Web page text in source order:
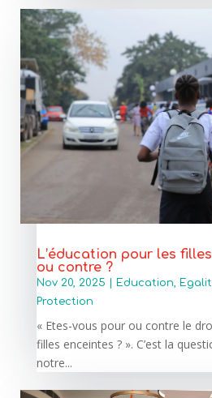
L’éducation pour les
ou contre ?
Nov 20, 2025 Education,
Protection
« Etes-vous pour ou contre le
filles enceintes ? ». C’est la
notre...